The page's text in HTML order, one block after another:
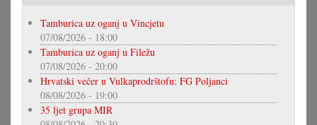
Tamburica uz oganj u Vincjetu
07/08/2026 - 18:00
Tamburica uz oganj u Filežu
07/08/2026 - 20:00
Hrvatski večer u Vulkaprodrštofu: FG Poljanci
08/08/2026 - 19:00
35 ljet grupa MIR